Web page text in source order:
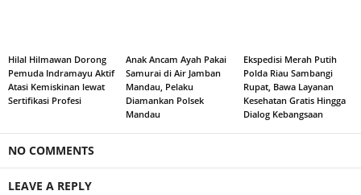
Hilal Hilmawan Dorong
Pemuda Indramayu Aktif
Atasi Kemiskinan lewat
Sertifikasi Profesi
Anak Ancam Ayah Pakai
Samurai di Air Jamban
Mandau, Pelaku
Diamankan Polsek
Mandau
Ekspedisi Merah Putih
Polda Riau Sambangi
Rupat, Bawa Layanan
Kesehatan Gratis Hingga
Dialog Kebangsaan
NO COMMENTS
LEAVE A REPLY